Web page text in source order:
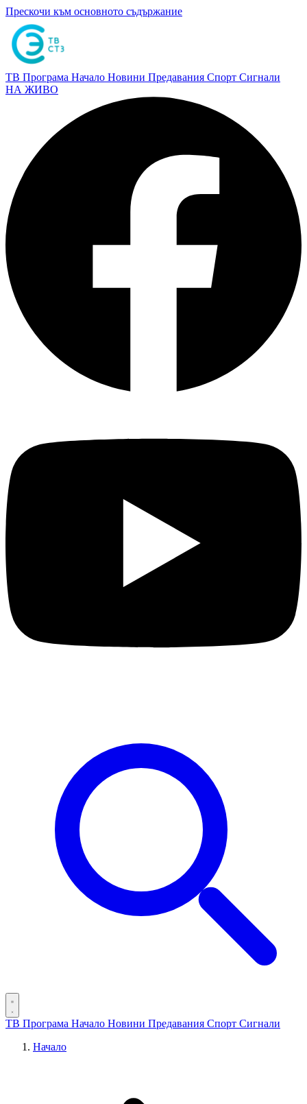
Прескочи към основното съдържание
ТВ Програма Начало Новини Предавания Спорт Сигнали
НА ЖИВО
ТВ Програма Начало Новини Предавания Спорт Сигнали
Начало